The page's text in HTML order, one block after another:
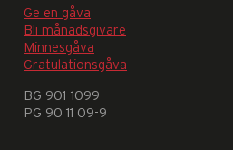
Ge en gåva
Bli månadsgivare
Minnesgåva
Gratulationsgåva
BG 901-1099
PG 90 11 09-9
att
välja
bort.
behövs